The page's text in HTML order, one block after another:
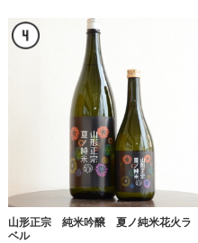
山形正宗 純米吟醸 夏ノ純米花火ラ
ベル